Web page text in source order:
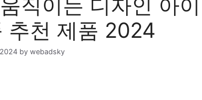
직이는 디자인 아이
추천 제품 2024
by webadsky